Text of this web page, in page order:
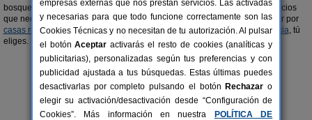
bosque es una experiencia única e inolvidable. Casas con todos los servicios
que necesitas y en mitad de un paraje de ensueño. También puedes optar por
casas rurales con piscina en Galiciaocasas rurales en el campo en Galicia, tú
eliges.
empresas externas que nos prestan servicios. Las activadas
y necesarias para que todo funcione correctamente son las
Cookies Técnicas y no necesitan de tu autorización. Al pulsar
el botónAceptar activarás el resto de cookies (analíticas y
publicitarias), personalizadas según tus preferencias y con
publicidad ajustada a tus búsquedas. Estas últimas puedes
desactivarlas por completo pulsando el botón Rechazar o
elegir su activación/desactivación desde “Configuración de
Cookies”. Más información en nuestra
POLÍTICA DE